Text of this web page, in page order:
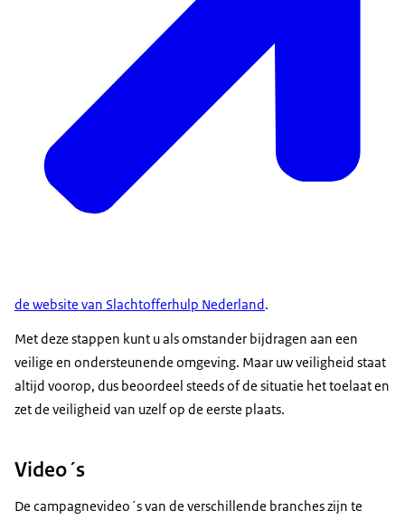
de website van Slachtofferhulp Nederland.
Met deze stappen kunt u als omstander bijdragen aan een
veilige en ondersteunende omgeving. Maar uw veiligheid staat
altijd voorop, dus beoordeel steeds of de situatie het toelaat en
zet de veiligheid van uzelf op de eerste plaats.
Video´s
De campagnevideo´s van de verschillende branches zijn te